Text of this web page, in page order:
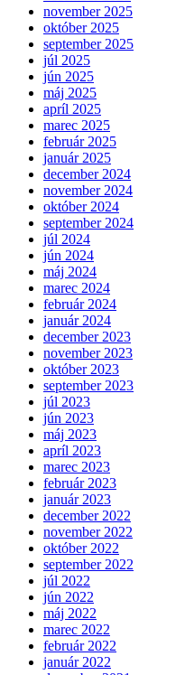
november 2025
október 2025
september 2025
júl 2025
jún 2025
máj 2025
apríl 2025
marec 2025
február 2025
január 2025
december 2024
november 2024
október 2024
september 2024
júl 2024
jún 2024
máj 2024
marec 2024
február 2024
január 2024
december 2023
november 2023
október 2023
september 2023
júl 2023
jún 2023
máj 2023
apríl 2023
marec 2023
február 2023
január 2023
december 2022
november 2022
október 2022
september 2022
júl 2022
jún 2022
máj 2022
marec 2022
február 2022
január 2022